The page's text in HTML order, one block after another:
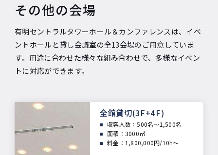
その他の会場
有明セントラルタワーホール＆カンファレンスは、イベ
ントホールと貸し会議室の全13会場のご用意していま
す。用途に合わせた様々な組み合わせで、多様なイベン
トに対応ができます。
全館貸切(3F+4F)
収容人数：500名～1,500名
面積： 3000㎡
料金：1,800,000円/10h～